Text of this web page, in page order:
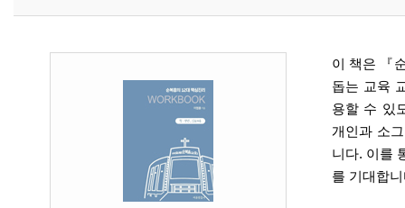
이 책은 『
돕는 교육
용할 수 있
개인과 소
니다. 이를
를 기대합